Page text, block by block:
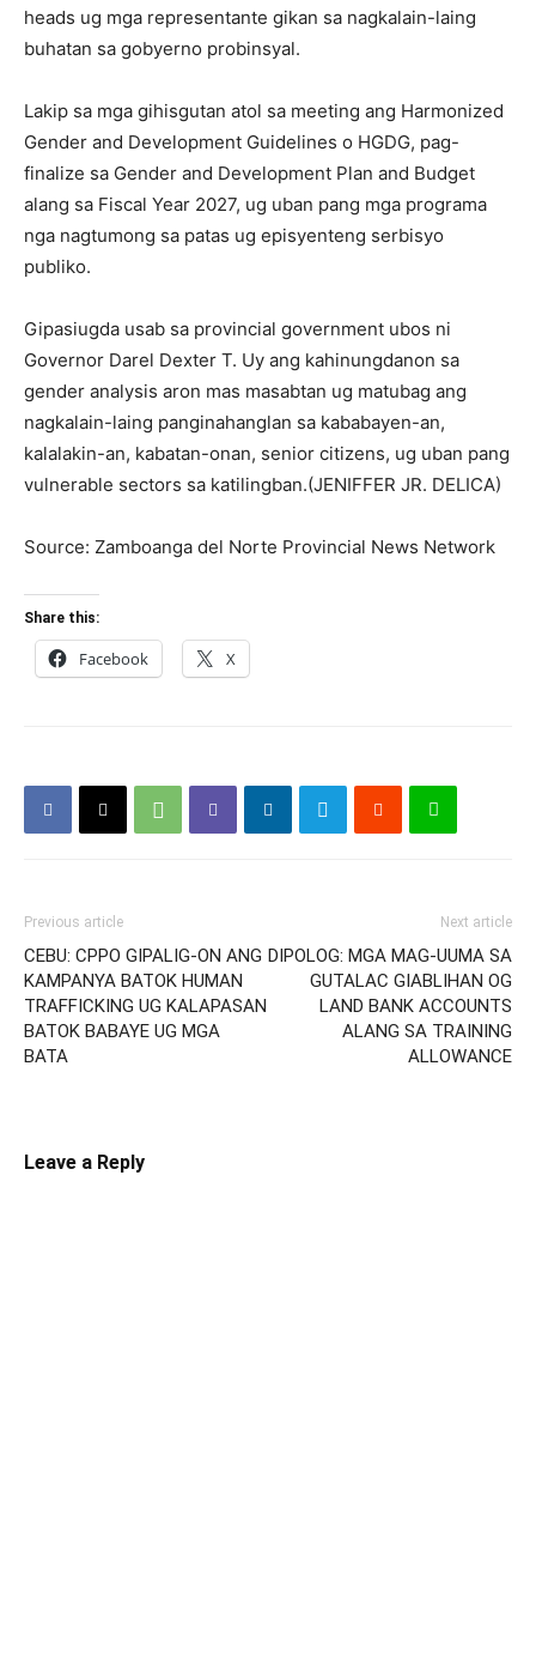
heads ug mga representante gikan sa nagkalain-laing
buhatan sa gobyerno probinsyal.
Lakip sa mga gihisgutan atol sa meeting ang Harmonized
Gender and Development Guidelines o HGDG, pag-
finalize sa Gender and Development Plan and Budget
alang sa Fiscal Year 2027, ug uban pang mga programa
nga nagtumong sa patas ug episyenteng serbisyo
publiko.
Gipasiugda usab sa provincial government ubos ni
Governor Darel Dexter T. Uy ang kahinungdanon sa
gender analysis aron mas masabtan ug matubag ang
nagkalain-laing panginahanglan sa kababayen-an,
kalalakin-an, kabatan-onan, senior citizens, ug uban pang
vulnerable sectors sa katilingban.(JENIFFER JR. DELICA)
Source: Zamboanga del Norte Provincial News Network
Share this:
Facebook X
Previous article
CEBU: CPPO GIPALIG-ON ANG
KAMPANYA BATOK HUMAN
TRAFFICKING UG KALAPASAN
BATOK BABAYE UG MGA
BATA
Next article
DIPOLOG: MGA MAG-UUMA SA
GUTALAC GIABLIHAN OG
LAND BANK ACCOUNTS
ALANG SA TRAINING
ALLOWANCE
Leave a Reply